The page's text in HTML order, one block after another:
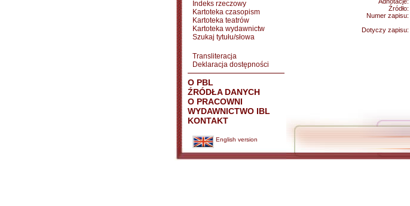
Indeks rzeczowy
Kartoteka czasopism
Kartoteka teatrów
Kartoteka wydawnictw
Szukaj tytułu/słowa
Transliteracja
Deklaracja dostępności
O PBL
ŹRÓDŁA DANYCH
O PRACOWNI
WYDAWNICTWO IBL
KONTAKT
English version
Źródło:
Numer zapisu:
Dotyczy zapisu: